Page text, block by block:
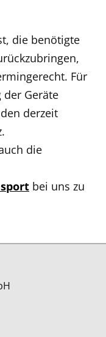
die benötigte
Für
Geräte
derzeit
die
bei uns zu